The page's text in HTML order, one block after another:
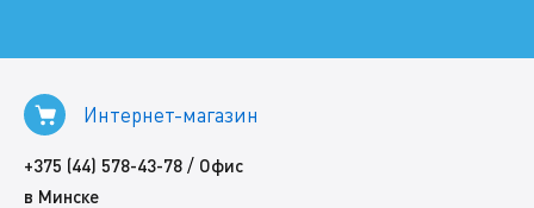
Интернет-магазин
+375 (44) 578-43-78 / Офис
в Минске